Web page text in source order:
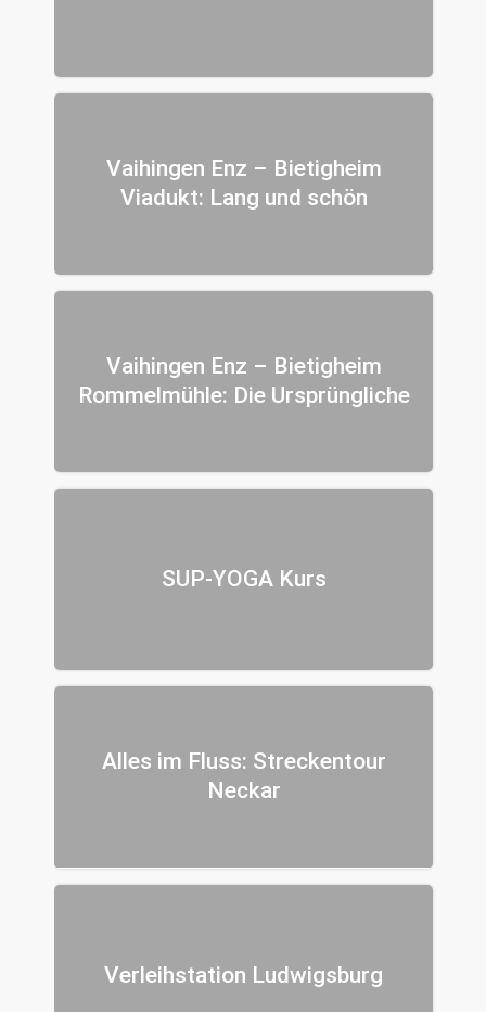
Vaihingen Enz – Bietigheim
Viadukt: Lang und schön
Vaihingen Enz – Bietigheim
Rommelmühle: Die Ursprüngliche
SUP-YOGA Kurs
Alles im Fluss: Streckentour
Neckar
Verleihstation Ludwigsburg